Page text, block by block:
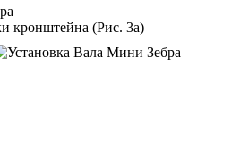
кронштейна (Рис. 3а)